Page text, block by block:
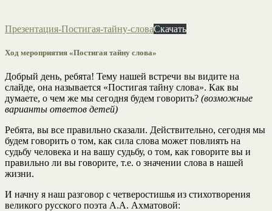
Презентация-Постигая-тайну-словаСкачать
Ход мероприятия «Постигая тайну слова»
Добрый день, ребята! Тему нашей встречи вы видите на
слайде, она называется «Постигая тайну слова». Как вы
думаете, о чем же мы сегодня будем говорить? (возможные
варианты ответов детей)
Ребята, вы все правильно сказали. Действительно, сегодня мы
будем говорить о том, как сила слова может повлиять на
судьбу человека и на вашу судьбу, о том, как говорите вы и
правильно ли вы говорите, т.е. о значении слова в нашей
жизни.
И начну я наш разговор с четверостишья из стихотворения
великого русского поэта А.А. Ахматовой: